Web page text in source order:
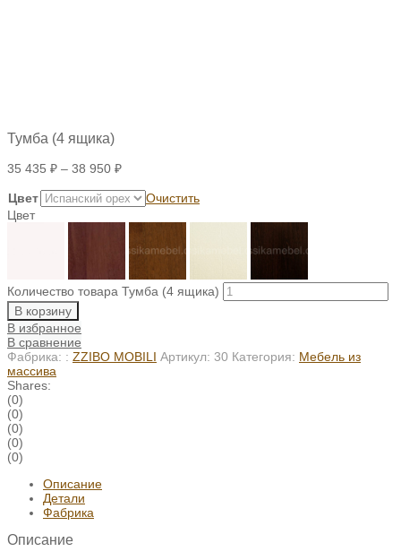
Тумба (4 ящика)
35 435 ₽ – 38 950 ₽
Цвет
Очистить
Цвет
Количество товара Тумба (4 ящика)
В корзину
В избранное
В сравнение
Фабрика: : ZZIBO MOBILI Артикул: 30 Категория: Мебель из
массива
Shares:
(0)
(0)
(0)
(0)
(0)
Описание
Детали
Фабрика
Описание